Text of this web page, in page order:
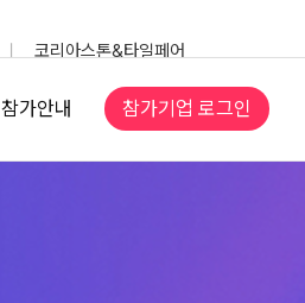
코리아스톤&타일페어
참가안내 참가기업 로그인